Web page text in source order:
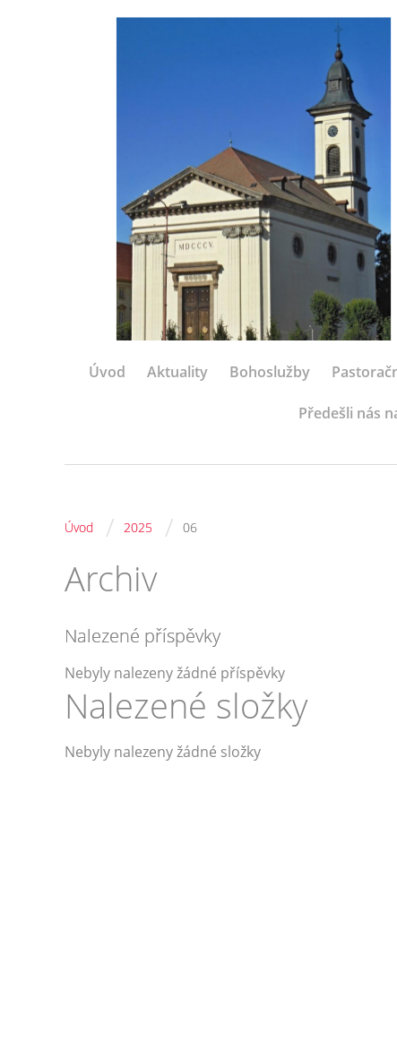
Úvod Aktuality Bohoslužby
Předešli nás
Úvod / 2025 / 06
Archiv
Nalezené příspěvky
Nebyly nalezeny žádné příspěvky
Nalezené složky
Nebyly nalezeny žádné složky